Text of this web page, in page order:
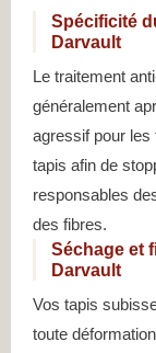
Spécificité
Darvault
Le traitement
généralement
agressif pour les
tapis afin de
responsables
des fibres.
Séchage et
Darvault
Vos tapis
toute